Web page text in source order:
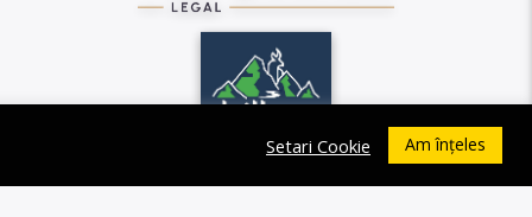
Setari Cookie Am înțeles